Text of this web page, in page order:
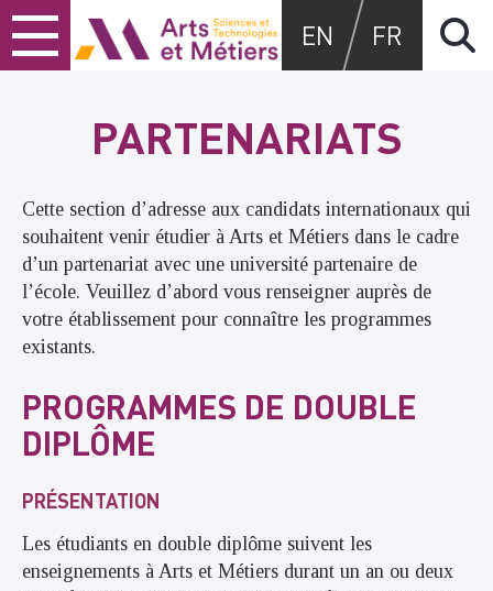
Skip
to
content
Skip
to
main
Skip
to
search
Arts et métiers
EN FR
PARTENARIATS
Cette section d’adresse aux candidats internationaux qui
souhaitent venir étudier à Arts et Métiers dans le cadre
d’un partenariat avec une université partenaire de
l’école. Veuillez d’abord vous renseigner auprès de
votre établissement pour connaître les programmes
existants.
PROGRAMMES DE DOUBLE
DIPLÔME
PRÉSENTATION
Les étudiants en double diplôme suivent les
enseignements à Arts et Métiers durant un an ou deux